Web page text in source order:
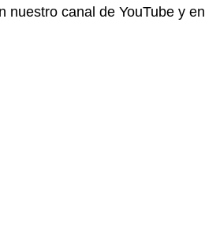
nuestro canal de YouTube y en